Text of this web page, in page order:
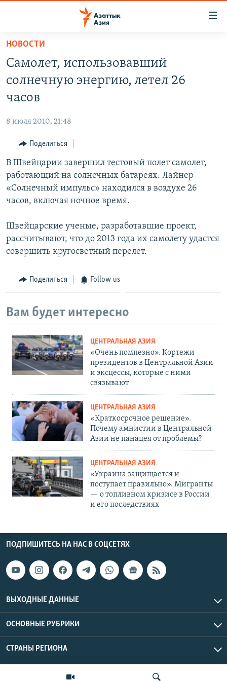
Вернуться
основному
содержанию
главной
Вернутся
поиску
ТАДЖИКИСТАН
ВОЙНА В УКРАИНЕ
КЫРГЫЗЧА
ЎЗБЕКЧА
TÜRKMENÇE
Все сайты РСЕ/РС
НОВОСТИ
Самолет, использовавший
солнечную энергию, летел 26
часов
8 июля 2010, 21:48
Поделиться
В Швейцарии завершил тестовый полет самолет,
работающий на солнечных батареях. Лайнер
«Солнечный импульс» находился в воздухе 26
часов, включая ночное время.
Швейцарские ученые, разработавшие проект,
рассчитывают, что до 2013 года их самолету удастся
совершить кругосветный перелет.
Поделиться Follow us
Вам будет интересно
ЦЕНТРАЛЬНАЯ АЗИЯ
«Очень помпезно». Кортежи
президентов в Центральной Азии
и эксцессы, которые с ними
связывают
ЦЕНТРАЛЬНАЯ АЗИЯ
«Краткосрочное решение».
Почему амнистии в Центральной
Азии не панацея от проблемы?
ЦЕНТРАЛЬНАЯ АЗИЯ
«Украина защищается и
поступает правильно». Мигранты
— о топливном кризисе в России
и его последствиях
ПОДПИШИТЕСЬ НА НАС В СОЦСЕТЯХ
ВЫХОДНЫЕ ДАННЫЕ
ОСНОВНЫЕ РУБРИКИ
СТРАНЫ РЕГИОНА
Азаттык Азия © 2026 RFE/RL, Inc. | Все права защищены.